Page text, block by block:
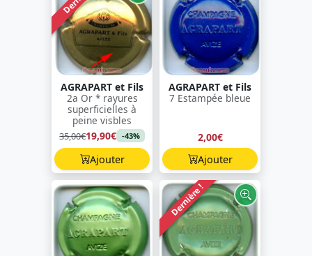
AGRAPART et Fils
2a Or * rayures
superficielles à
peine visbles
35,00€19,90€ -43%
Ajouter
AGRAPART et Fils
7 Estampée bleue
2,00€
Ajouter
Dernière !